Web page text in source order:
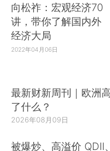
向松祚：宏观经济70
讲，带你了解国内外
经济大局
2022年04月06日
最新财新周刊｜欧洲
了什么？
2026年08月09日
被爆炒、高溢价 QDII